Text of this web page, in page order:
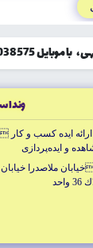
حاصل نمایید!
وندا
ارائه ايده كسب و
و ايده‌پردازى
ملاصدرا